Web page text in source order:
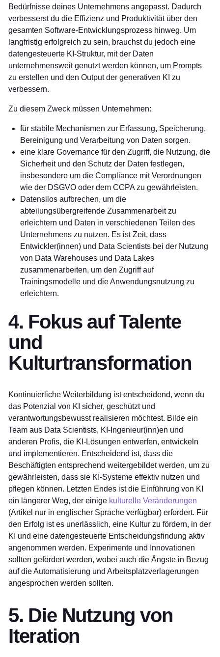
Bedürfnisse deines Unternehmens angepasst. Dadurch
verbesserst du die Effizienz und Produktivität über den
gesamten Software-Entwicklungsprozess hinweg. Um
langfristig erfolgreich zu sein, brauchst du jedoch eine
datengesteuerte KI-Struktur, mit der Daten
unternehmensweit genutzt werden können, um Prompts
zu erstellen und den Output der generativen KI zu
verbessern.
Zu diesem Zweck müssen Unternehmen:
für stabile Mechanismen zur Erfassung, Speicherung,
Bereinigung und Verarbeitung von Daten sorgen.
eine klare Governance für den Zugriff, die Nutzung, die
Sicherheit und den Schutz der Daten festlegen,
insbesondere um die Compliance mit Verordnungen
wie der DSGVO oder dem CCPA zu gewährleisten.
Datensilos aufbrechen, um die
abteilungsübergreifende Zusammenarbeit zu
erleichtern und Daten in verschiedenen Teilen des
Unternehmens zu nutzen. Es ist Zeit, dass
Entwickler(innen) und Data Scientists bei der Nutzung
von Data Warehouses und Data Lakes
zusammenarbeiten, um den Zugriff auf
Trainingsmodelle und die Anwendungsnutzung zu
erleichtern.
4. Fokus auf Talente
und
Kulturtransformation
Kontinuierliche Weiterbildung ist entscheidend, wenn du
das Potenzial von KI sicher, geschützt und
verantwortungsbewusst realisieren möchtest. Bilde ein
Team aus Data Scientists, KI-Ingenieur(inn)en und
anderen Profis, die KI-Lösungen entwerfen, entwickeln
und implementieren. Entscheidend ist, dass die
Beschäftigten entsprechend weitergebildet werden, um zu
gewährleisten, dass sie KI-Systeme effektiv nutzen und
pflegen können. Letzten Endes ist die Einführung von KI
ein längerer Weg, der einige kulturelle Veränderungen
(Artikel nur in englischer Sprache verfügbar) erfordert. Für
den Erfolg ist es unerlässlich, eine Kultur zu fördern, in der
KI und eine datengesteuerte Entscheidungsfindung aktiv
angenommen werden. Experimente und Innovationen
sollten gefördert werden, wobei auch die Ängste in Bezug
auf die Automatisierung und Arbeitsplatzverlagerungen
angesprochen werden sollten.
5. Die Nutzung von
Iteration